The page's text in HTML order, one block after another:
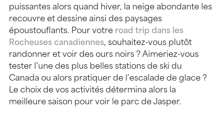
puissantes alors quand hiver, la neige abondante les
recouvre et dessine ainsi des paysages
époustouflants. Pour votre road trip dans les
Rocheuses canadiennes, souhaitez-vous plutôt
randonner et voir des ours noirs ? Aimeriez-vous
tester l’une des plus belles stations de ski du
Canada ou alors pratiquer de l’escalade de glace ?
Le choix de vos activités détermina alors la
meilleure saison pour voir le parc de Jasper.